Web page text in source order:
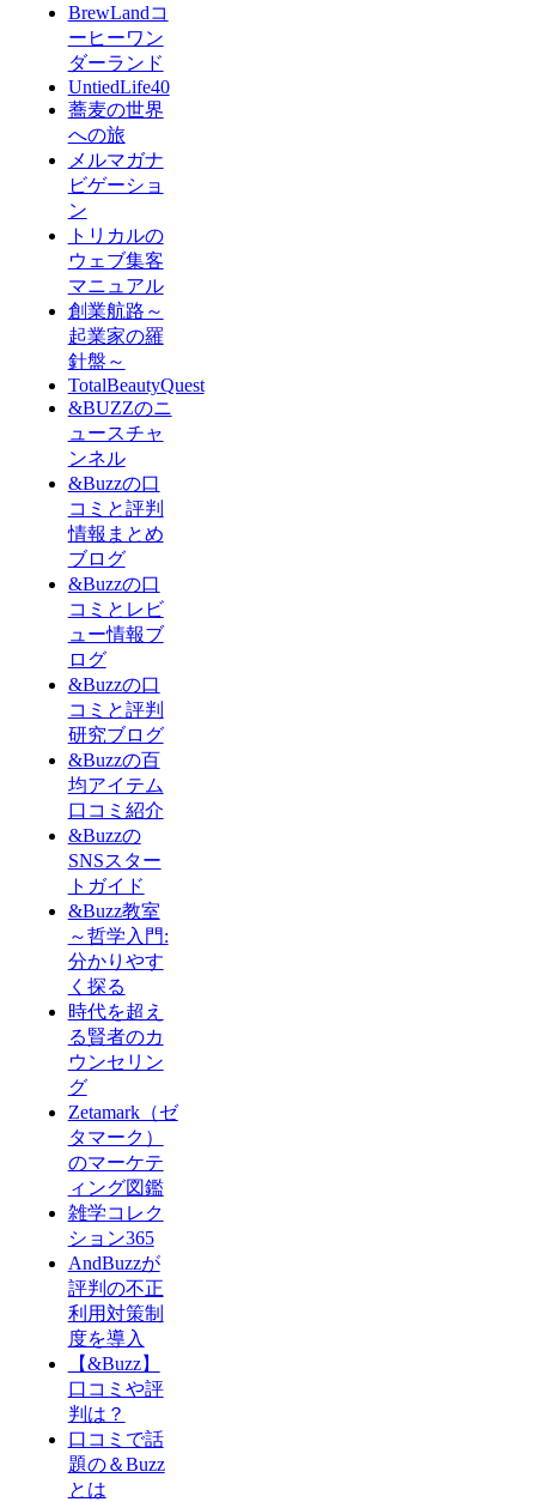
BrewLandコ
ーヒーワン
ダーランド
UntiedLife40
蕎麦の世界
への旅
メルマガナ
ビゲーショ
ン
トリカルの
ウェブ集客
マニュアル
創業航路～
起業家の羅
針盤～
TotalBeautyQuest
&BUZZのニ
ュースチャ
ンネル
&Buzzの口
コミと評判
情報まとめ
ブログ
&Buzzの口
コミとレビ
ュー情報ブ
ログ
&Buzzの口
コミと評判
研究ブログ
&Buzzの百
均アイテム
口コミ紹介
&Buzzの
SNSスター
トガイド
&Buzz教室
～哲学入門:
分かりやす
く探る
時代を超え
る賢者のカ
ウンセリン
グ
Zetamark（ゼ
タマーク）
のマーケテ
ィング図鑑
雑学コレク
ション365
AndBuzzが
評判の不正
利用対策制
度を導入
【&Buzz】
口コミや評
判は？
口コミで話
題の＆Buzz
とは